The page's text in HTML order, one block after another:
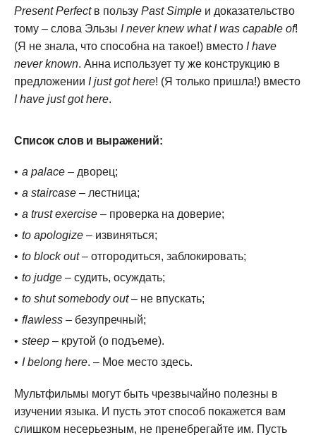
Present Perfectв пользу Past Simple и доказательство
тому – слова Эльзы I never knew what I was capable of!
(Я не знала, что способна на такое!) вместо I have
never known. Анна использует ту же конструкцию в
предложении I just got here! (Я только пришла!) вместо
I have just got here.
Список слов и выражений:
a palace – дворец;
a staircase – лестница;
a trust exercise – проверка на доверие;
to apologize – извиняться;
to block out– отгородиться, заблокировать;
to judge – судить, осуждать;
to shut somebody out– не впускать;
flawless – безупречный;
steep – крутой (о подъеме).
I belong here. – Мое место здесь.
Мультфильмы могут быть чрезвычайно полезны в
изучении языка. И пусть этот способ покажется вам
слишком несерьезным, не пренебрегайте им. Пусть